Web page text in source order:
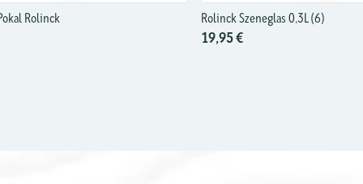
Rolinck Rolinck Szeneglas 0,3L (6)
19,95 €